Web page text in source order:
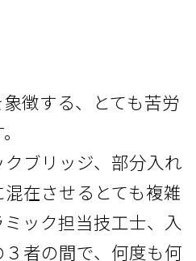
徴する、とても苦労
ブリッジ、部分入れ
在させるとても複雑
ック担当技工士、入
者の間で、何度も何